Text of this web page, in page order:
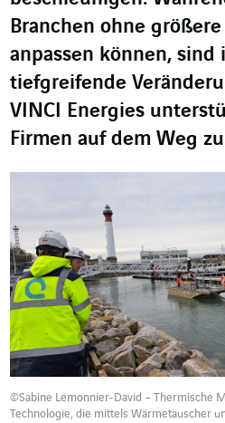
Branchen ohne
anpassen können, sind
tiefgreifende
VINCI Energies
Firmen auf dem Weg
©Sabine Lemonnier-David – Thermische
Technologie, die mittels Wärmetauscher